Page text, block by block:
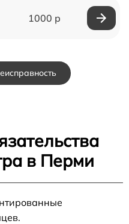
1000 р
в Перми